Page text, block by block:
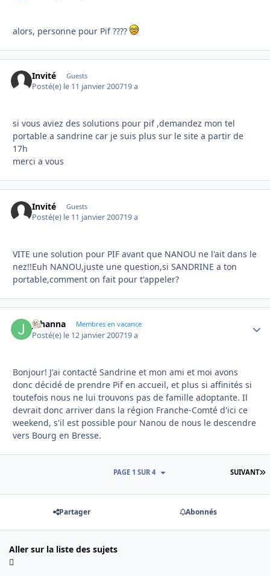
alors, personne pour Pif ????
Invité Guests
Posté(e) le 11 janvier 200719 a
si vous aviez des solutions pour pif ,demandez mon tel
portable a sandrine car je suis plus sur le site a partir de
17h
merci a vous
Invité Guests
Posté(e) le 11 janvier 200719 a
VITE une solution pour PIF avant que NANOU ne l'ait dans le
nez!!Euh NANOU,juste une question,si SANDRINE a ton
portable,comment on fait pour t'appeler?
johanna Membres en vacance
Posté(e) le 12 janvier 200719 a
Bonjour! J'ai contacté Sandrine et mon ami et moi avons
donc décidé de prendre Pif en accueil, et plus si affinités si
toutefois nous ne lui trouvons pas de famille adoptante. Il
devrait donc arriver dans la région Franche-Comté d'ici ce
weekend, s'il est possible pour Nanou de nous le descendre
vers Bourg en Bresse.
SUIVANT
PAGE 1 SUR 4
Partager Abonnés
Aller sur la liste des sujets